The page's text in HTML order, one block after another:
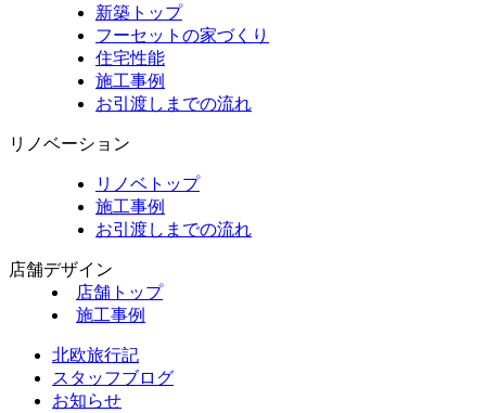
新築トップ
フーセットの家づくり
住宅性能
施工事例
お引渡しまでの流れ
リノベーション
リノベトップ
施工事例
お引渡しまでの流れ
店舗デザイン
店舗トップ
施工事例
北欧旅行記
スタッフブログ
お知らせ